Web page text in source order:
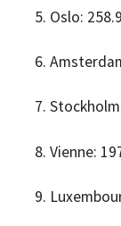
Oslo:
Vienne: